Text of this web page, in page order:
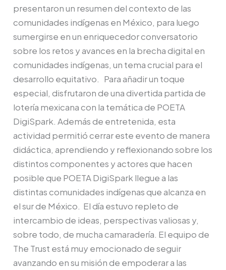
presentaron un resumen del contexto de las
comunidades indígenas en México, para luego
sumergirse en un enriquecedor conversatorio
sobre los retos y avances en la brecha digital en
comunidades indígenas, un tema crucial para el
desarrollo equitativo. Para añadir un toque
especial, disfrutaron de una divertida partida de
lotería mexicana con la temática de POETA
DigiSpark. Además de entretenida, esta
actividad permitió cerrar este evento de manera
didáctica, aprendiendo y reflexionando sobre los
distintos componentes y actores que hacen
posible que POETA DigiSpark llegue a las
distintas comunidades indígenas que alcanza en
el sur de México. El día estuvo repleto de
intercambio de ideas, perspectivas valiosas y,
sobre todo, de mucha camaradería. El equipo de
The Trust está muy emocionado de seguir
avanzando en su misión de empoderar a las